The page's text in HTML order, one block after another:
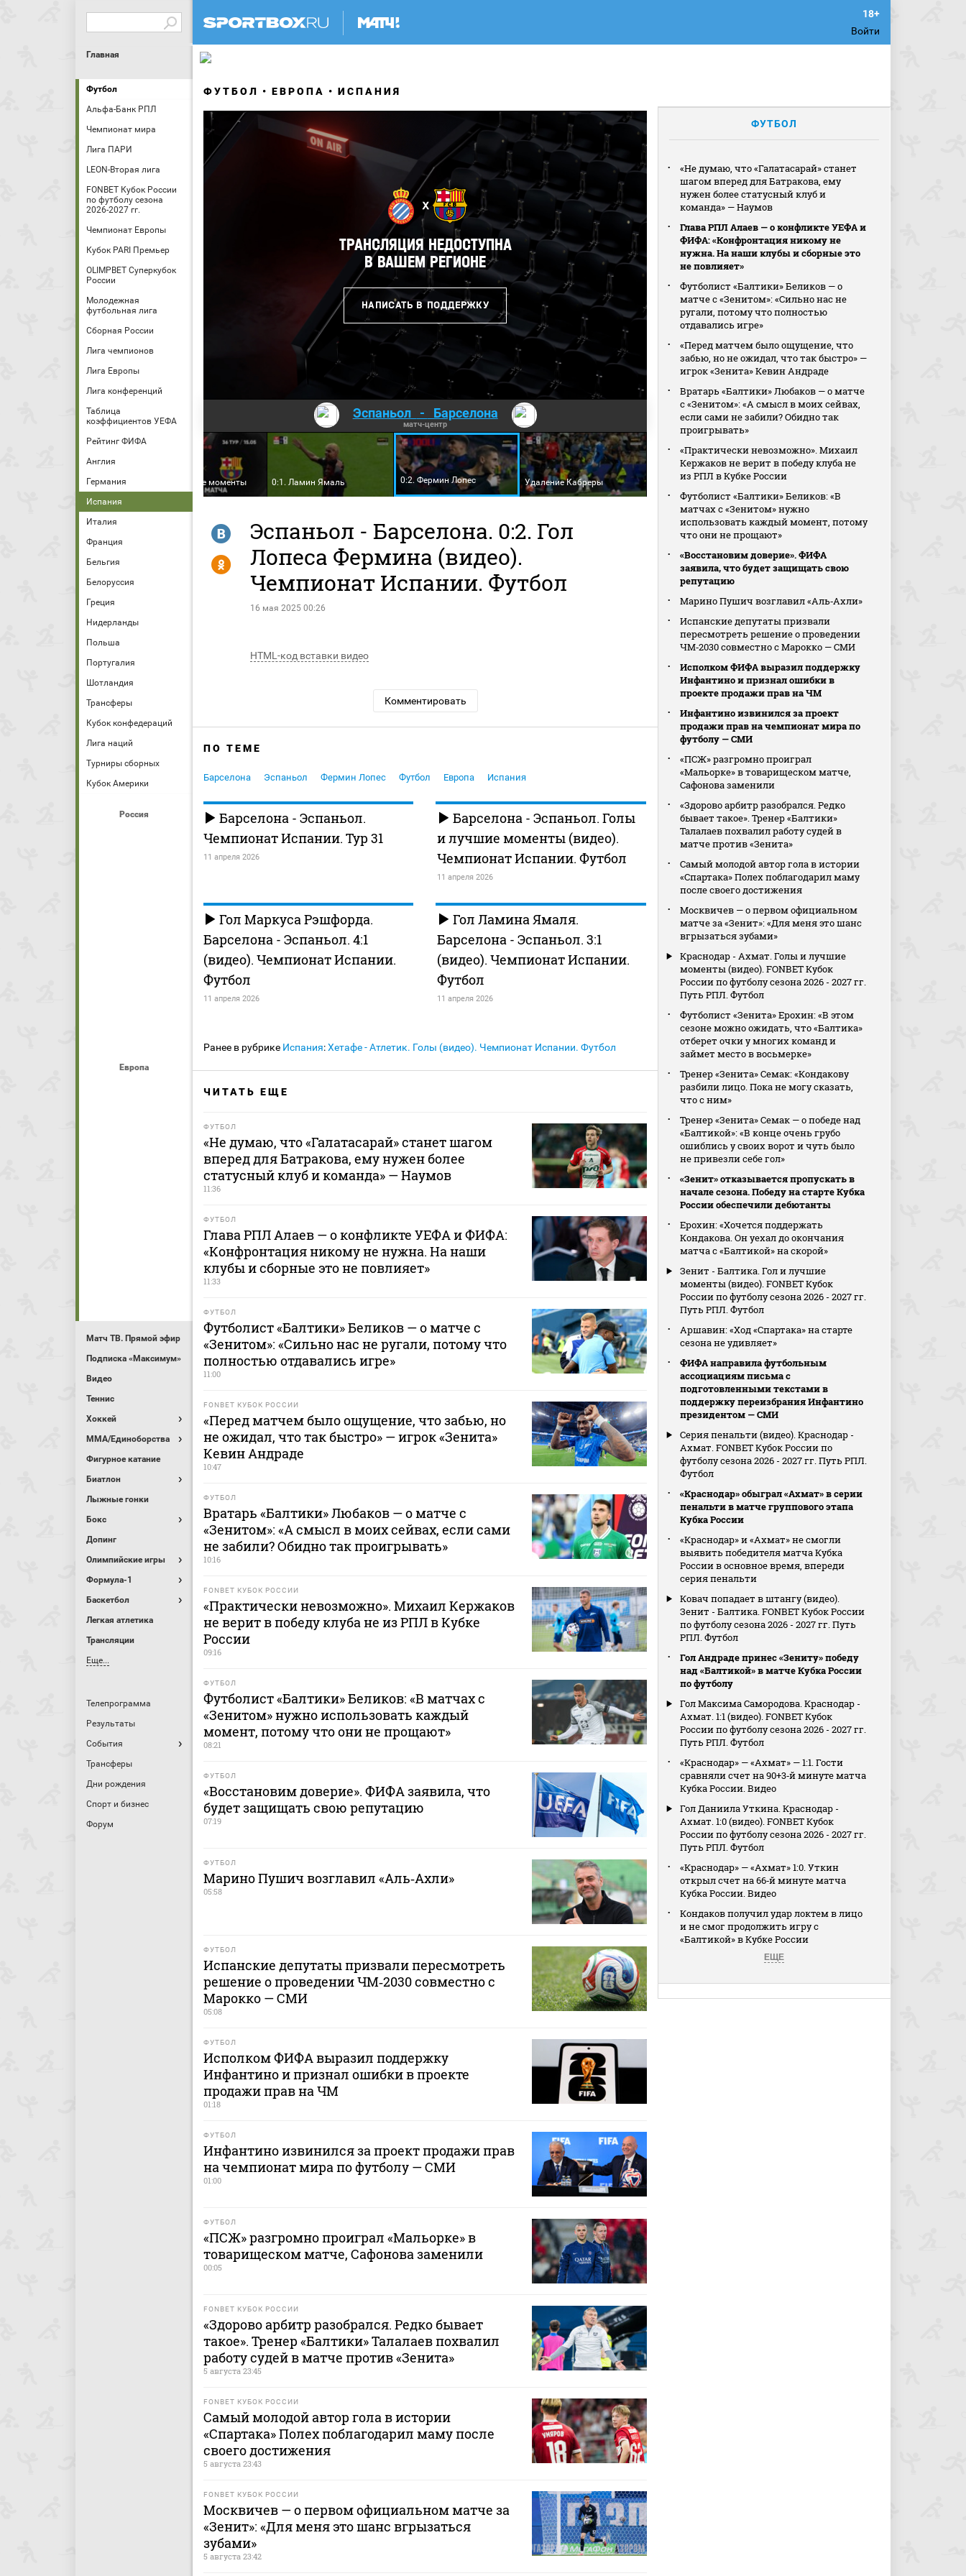
Войти
Главная
Футбол
Альфа-Банк РПЛ
Чемпионат мира
Лига ПАРИ
LEON-Вторая лига
FONBET Кубок России
по футболу сезона
2026-2027 гг.
Чемпионат Европы
Кубок PARI Премьер
OLIMPBET Суперкубок
России
Молодежная
футбольная лига
Сборная России
Лига чемпионов
Лига Европы
Лига конференций
Таблица
коэффициентов УЕФА
Рейтинг ФИФА
Англия
Германия
Испания
Италия
Франция
Бельгия
Белоруссия
Греция
Нидерланды
Польша
Португалия
Шотландия
Трансферы
Кубок конфедераций
Лига наций
Турниры сборных
Кубок Америки
Россия
Европа
Матч ТВ. Прямой эфир
Подписка «Максимум»
Видео
Теннис
Хоккей
MMA/Единоборства
Фигурное катание
Биатлон
Лыжные гонки
Бокс
Допинг
Олимпийские игры
Формула-1
Баскетбол
Легкая атлетика
Трансляции
Еще...
Телепрограмма
Результаты
События
Трансферы
Дни рождения
Спорт и бизнес
Форум
ФУТБОЛ ЕВРОПА ИСПАНИЯ
Эспаньол - Барселона
матч-центр
Эспаньол - Барселона
Голы и лучшие моменты 0:1. Ламин Ямаль 0:2. Фермин Лопес Удаление Кабреры
Эспаньол - Барселона. 0:2. Гол
Лопеса Фермина (видео).
Чемпионат Испании. Футбол
16 мая 2025 00:26
R
Y
HTML-код вставки видео
Комментировать
ПО ТЕМЕ
Барселона Эспаньол Фермин Лопес Футбол Европа Испания
Барселона - Эспаньол.
Чемпионат Испании. Тур 31
11 апреля 2026
Барселона - Эспаньол. Голы
и лучшие моменты (видео).
Чемпионат Испании. Футбол
11 апреля 2026
Гол Маркуса Рэшфорда.
Барселона - Эспаньол. 4:1
(видео). Чемпионат Испании.
Футбол
11 апреля 2026
Гол Ламина Ямаля.
Барселона - Эспаньол. 3:1
(видео). Чемпионат Испании.
Футбол
11 апреля 2026
Ранее в рубрике Испания:Хетафе - Атлетик. Голы (видео). Чемпионат Испании. Футбол
ЧИТАТЬ ЕЩЕ
ФУТБОЛ
«Не думаю, что «Галатасарай» станет шагом
вперед для Батракова, ему нужен более
статусный клуб и команда» — Наумов
11:36
ФУТБОЛ
Глава РПЛ Алаев — о конфликте УЕФА и ФИФА:
«Конфронтация никому не нужна. На наши
клубы и сборные это не повлияет»
11:33
ФУТБОЛ
Футболист «Балтики» Беликов — о матче с
«Зенитом»: «Сильно нас не ругали, потому что
полностью отдавались игре»
11:00
FONBET КУБОК РОССИИ
«Перед матчем было ощущение, что забью, но
не ожидал, что так быстро» — игрок «Зенита»
Кевин Андраде
10:47
ФУТБОЛ
Вратарь «Балтики» Любаков — о матче с
«Зенитом»: «А смысл в моих сейвах, если сами
не забили? Обидно так проигрывать»
10:16
FONBET КУБОК РОССИИ
«Практически невозможно». Михаил Кержаков
не верит в победу клуба не из РПЛ в Кубке
России
09:16
ФУТБОЛ
Футболист «Балтики» Беликов: «В матчах с
«Зенитом» нужно использовать каждый
момент, потому что они не прощают»
08:21
ФУТБОЛ
«Восстановим доверие». ФИФА заявила, что
будет защищать свою репутацию
07:19
ФУТБОЛ
Марино Пушич возглавил «Аль‑Ахли»
05:58
ФУТБОЛ
Испанские депутаты призвали пересмотреть
решение о проведении ЧМ‑2030 совместно с
Марокко — СМИ
05:08
ФУТБОЛ
Исполком ФИФА выразил поддержку
Инфантино и признал ошибки в проекте
продажи прав на ЧМ
01:18
ФУТБОЛ
Инфантино извинился за проект продажи прав
на чемпионат мира по футболу — СМИ
01:00
ФУТБОЛ
«ПСЖ» разгромно проиграл «Мальорке» в
товарищеском матче, Сафонова заменили
00:05
FONBET КУБОК РОССИИ
«Здорово арбитр разобрался. Редко бывает
такое». Тренер «Балтики» Талалаев похвалил
работу судей в матче против «Зенита»
5 августа 23:45
FONBET КУБОК РОССИИ
Самый молодой автор гола в истории
«Спартака» Полех поблагодарил маму после
своего достижения
5 августа 23:43
FONBET КУБОК РОССИИ
Москвичев — о первом официальном матче за
«Зенит»: «Для меня это шанс вгрызаться
зубами»
5 августа 23:42
ФУТБОЛ
«Не думаю, что «Галатасарай» станет
шагом вперед для Батракова, ему
нужен более статусный клуб и
команда» — Наумов
Глава РПЛ Алаев — о конфликте УЕФА и
ФИФА: «Конфронтация никому не
нужна. На наши клубы и сборные это
не повлияет»
Футболист «Балтики» Беликов — о
матче с «Зенитом»: «Сильно нас не
ругали, потому что полностью
отдавались игре»
«Перед матчем было ощущение, что
забью, но не ожидал, что так быстро» —
игрок «Зенита» Кевин Андраде
Вратарь «Балтики» Любаков — о матче
с «Зенитом»: «А смысл в моих сейвах,
если сами не забили? Обидно так
проигрывать»
«Практически невозможно». Михаил
Кержаков не верит в победу клуба не
из РПЛ в Кубке России
Футболист «Балтики» Беликов: «В
матчах с «Зенитом» нужно
использовать каждый момент, потому
что они не прощают»
«Восстановим доверие». ФИФА
заявила, что будет защищать свою
репутацию
Марино Пушич возглавил «Аль‑Ахли»
Испанские депутаты призвали
пересмотреть решение о проведении
ЧМ‑2030 совместно с Марокко — СМИ
Исполком ФИФА выразил поддержку
Инфантино и признал ошибки в
проекте продажи прав на ЧМ
Инфантино извинился за проект
продажи прав на чемпионат мира по
футболу — СМИ
«ПСЖ» разгромно проиграл
«Мальорке» в товарищеском матче,
Сафонова заменили
«Здорово арбитр разобрался. Редко
бывает такое». Тренер «Балтики»
Талалаев похвалил работу судей в
матче против «Зенита»
Самый молодой автор гола в истории
«Спартака» Полех поблагодарил маму
после своего достижения
Москвичев — о первом официальном
матче за «Зенит»: «Для меня это шанс
вгрызаться зубами»
Краснодар - Ахмат. Голы и лучшие
моменты (видео). FONBET Кубок
России по футболу сезона 2026 - 2027 гг.
Путь РПЛ. Футбол
Футболист «Зенита» Ерохин: «В этом
сезоне можно ожидать, что «Балтика»
отберет очки у многих команд и
займет место в восьмерке»
Тренер «Зенита» Семак: «Кондакову
разбили лицо. Пока не могу сказать,
что с ним»
Тренер «Зенита» Семак — о победе над
«Балтикой»: «В конце очень грубо
ошиблись у своих ворот и чуть было
не привезли себе гол»
«Зенит» отказывается пропускать в
начале сезона. Победу на старте Кубка
России обеспечили дебютанты
Ерохин: «Хочется поддержать
Кондакова. Он уехал до окончания
матча с «Балтикой» на скорой»
Зенит - Балтика. Гол и лучшие
моменты (видео). FONBET Кубок
России по футболу сезона 2026 - 2027 гг.
Путь РПЛ. Футбол
Аршавин: «Ход «Спартака» на старте
сезона не удивляет»
ФИФА направила футбольным
ассоциациям письма с
подготовленными текстами в
поддержку переизбрания Инфантино
президентом — СМИ
Серия пенальти (видео). Краснодар -
Ахмат. FONBET Кубок России по
футболу сезона 2026 - 2027 гг. Путь РПЛ.
Футбол
«Краснодар» обыграл «Ахмат» в серии
пенальти в матче группового этапа
Кубка России
«Краснодар» и «Ахмат» не смогли
выявить победителя матча Кубка
России в основное время, впереди
серия пенальти
Ковач попадает в штангу (видео).
Зенит - Балтика. FONBET Кубок России
по футболу сезона 2026 - 2027 гг. Путь
РПЛ. Футбол
Гол Андраде принес «Зениту» победу
над «Балтикой» в матче Кубка России
по футболу
Гол Максима Самородова. Краснодар -
Ахмат. 1:1 (видео). FONBET Кубок
России по футболу сезона 2026 - 2027 гг.
Путь РПЛ. Футбол
«Краснодар» — «Ахмат» — 1:1. Гости
сравняли счет на 90+3‑й минуте матча
Кубка России. Видео
Гол Даниила Уткина. Краснодар -
Ахмат. 1:0 (видео). FONBET Кубок
России по футболу сезона 2026 - 2027 гг.
Путь РПЛ. Футбол
«Краснодар» — «Ахмат» 1:0. Уткин
открыл счет на 66‑й минуте матча
Кубка России. Видео
Кондаков получил удар локтем в лицо
и не смог продолжить игру с
«Балтикой» в Кубке России
ЕЩЕ